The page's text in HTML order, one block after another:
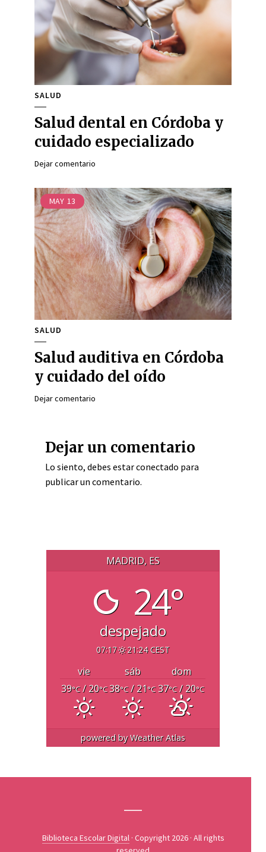
SALUD
Salud dental en Córdoba y
cuidado especializado
Dejar comentario
MAY 13
SALUD
Salud auditiva en Córdoba
y cuidado del oído
Dejar comentario
Dejar un comentario
Lo siento, debes estarconectado para
publicar un comentario.
MADRID, ES
24°
despejado
07:17 21:24 CEST
vie sáb
dom
39°C/ 20°C38°C/ 21°C 37°C/ 20°C
powered byWeather Atlas
Biblioteca Escolar Digital · Copyright 2026 · All rights